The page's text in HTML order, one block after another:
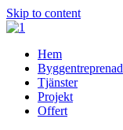
Skip to content
Hem
Byggentreprenad
Tjänster
Projekt
Offert